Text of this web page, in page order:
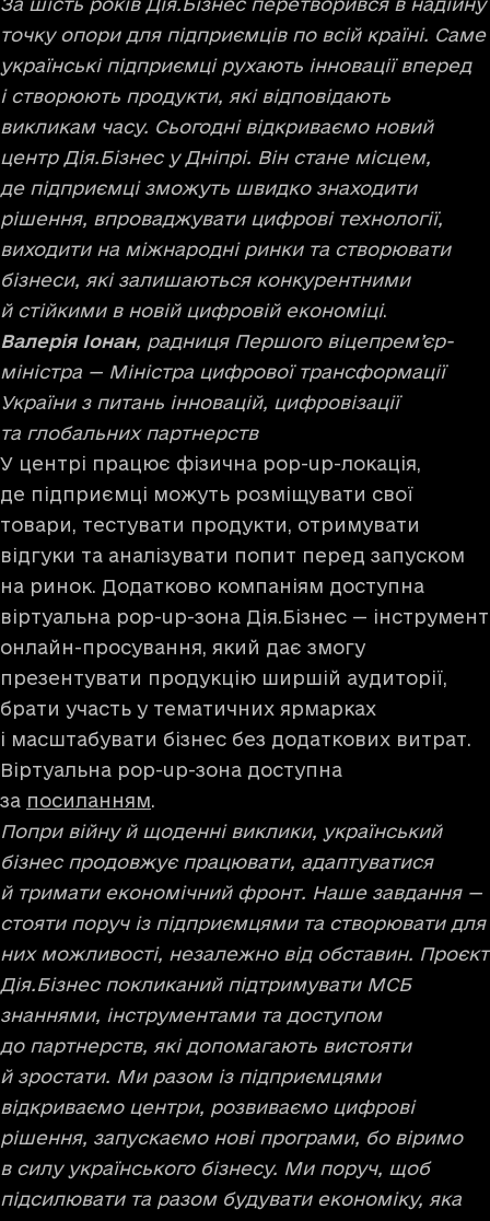
точку опори для підприємців по всій країні. Саме
українські підприємці рухають інновації вперед
і створюють продукти, які відповідають
викликам часу. Сьогодні відкриваємо новий
центр Дія.Бізнес у Дніпрі. Він стане місцем,
де підприємці зможуть швидко знаходити
рішення, впроваджувати цифрові технології,
виходити на міжнародні ринки та створювати
бізнеси, які залишаються конкурентними
й стійкими в новій цифровій економіці.
Валерія Іонан, радниця Першого віцепрем’єр-
міністра — Міністра цифрової трансформації
України з питань інновацій, цифровізації
та глобальних партнерств
У центрі працює фізична pop-up-локація,
де підприємці можуть розміщувати свої
товари, тестувати продукти, отримувати
відгуки та аналізувати попит перед запуском
на ринок. Додатково компаніям доступна
віртуальна pop-up-зона Дія.Бізнес — інструмент
онлайн-просування, який дає змогу
презентувати продукцію ширшій аудиторії,
брати участь у тематичних ярмарках
і масштабувати бізнес без додаткових витрат.
Віртуальна pop-up-зона доступна
за посиланням.
Попри війну й щоденні виклики, український
бізнес продовжує працювати, адаптуватися
й тримати економічний фронт. Наше завдання —
стояти поруч із підприємцями та створювати для
них можливості, незалежно від обставин. Проєкт
Дія.Бізнес покликаний підтримувати МСБ
знаннями, інструментами та доступом
до партнерств, які допомагають вистояти
й зростати. Ми разом із підприємцями
відкриваємо центри, розвиваємо цифрові
рішення, запускаємо нові програми, бо віримо
в силу українського бізнесу. Ми поруч, щоб
підсилювати та разом будувати економіку, яка